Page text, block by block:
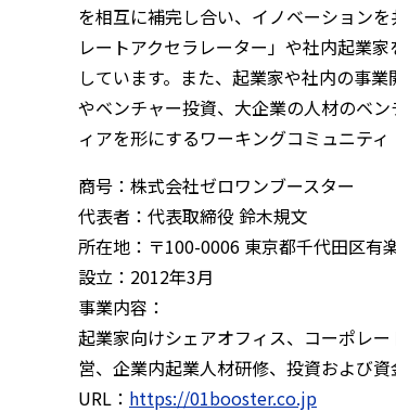
を相互に補完し合い、イノベーション
レートアクセラレーター」や社内起業
しています。また、起業家や社内の事
やベンチャー投資、大企業の人材のベ
ィアを形にするワーキングコミュニテ
商号：株式会社ゼロワンブースター
代表者：代表取締役 鈴木規文
所在地：〒100-0006 東京都千代田区有
設立：2012年3月
事業内容：
起業家向けシェアオフィス、コーポレ
営、企業内起業人材研修、投資および
URL： https://01booster.co.jp